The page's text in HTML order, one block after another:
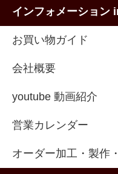
インフォメーション
お買い物ガイド
会社概要
youtube 動画紹介
営業カレンダー
オーダー加工・製